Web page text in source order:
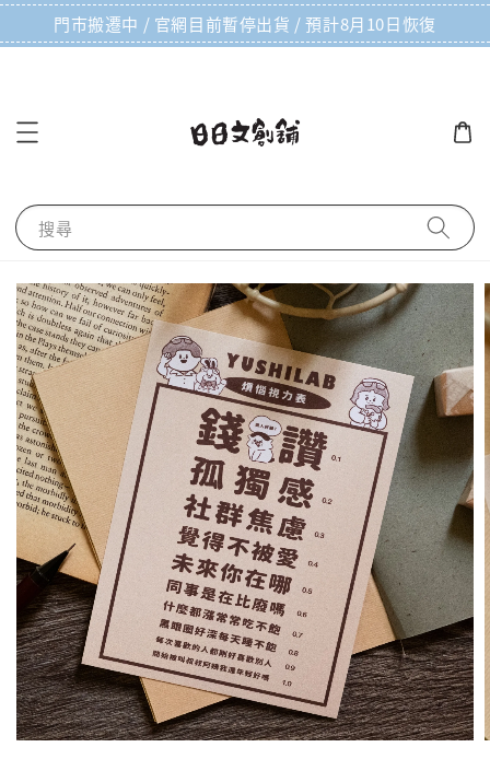
門市搬遷中 / 官網目前暫停出貨 / 預計8月10日恢復
搜尋